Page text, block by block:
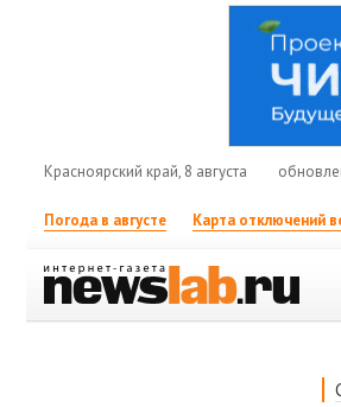
Красноярский край, 8 августа
Погода в августе Карта отключений